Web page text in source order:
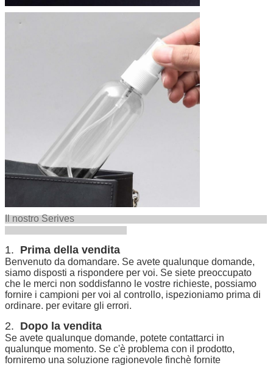
Il nostro Serives
1. Prima della vendita
Benvenuto da domandare. Se avete qualunque domande,
siamo disposti a rispondere per voi. Se siete preoccupato
che le merci non soddisfanno le vostre richieste, possiamo
fornire i campioni per voi al controllo, ispezioniamo prima di
ordinare. per evitare gli errori.
2. Dopo la vendita
Se avete qualunque domande, potete contattarci in
qualunque momento. Se c'è problema con il prodotto,
forniremo una soluzione ragionevole finchè fornite